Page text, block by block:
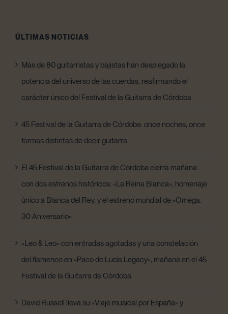
ÚLTIMAS NOTICIAS
Más de 80 guitarristas y bajistas han desplegado la
potencia del universo de las cuerdas, reafirmando el
carácter único del Festival de la Guitarra de Córdoba
45 Festival de la Guitarra de Córdoba: once noches, once
formas distintas de decir guitarra
El 45 Festival de la Guitarra de Córdoba cierra mañana
con dos estrenos históricos: «La Reina Blanca», homenaje
único a Blanca del Rey, y el estreno mundial de «Omega.
30 Aniversario»
«Leo & Leo» con entradas agotadas y una constelación
del flamenco en «Paco de Lucía Legacy», mañana en el 45
Festival de la Guitarra de Córdoba
David Russell lleva su «Viaje musical por España» y